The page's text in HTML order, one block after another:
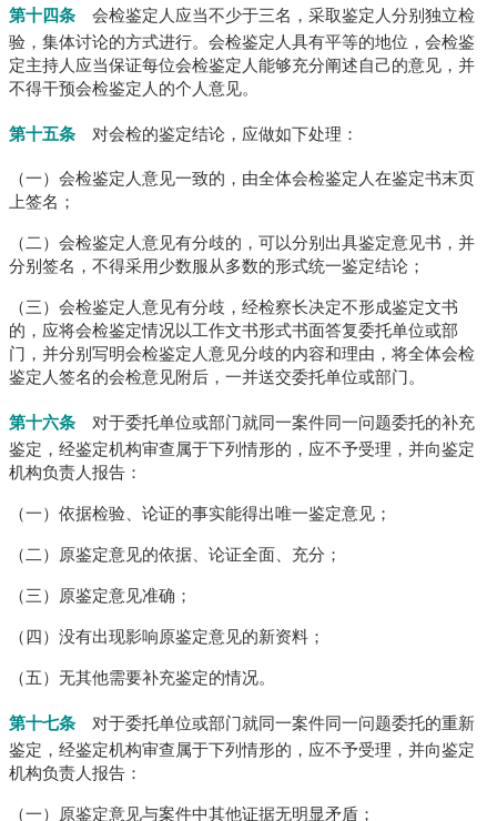
第十四条 会检鉴定人应当不少于三名，采取鉴定人分别独立检
验，集体讨论的方式进行。 会检鉴定人具有平等的地位，会检鉴
定主持人应当保证每位会检鉴定人能够充分阐述自己的意见，并
不得干预会检鉴定人的个人意见。
第十五条 对会检的鉴定结论，应做如下处理：
（一）会检鉴定人意见一致的，由全体会检鉴定人在鉴定书末页
上签名；
（二）会检鉴定人意见有分歧的，可以分别出具鉴定意见书，并
分别签名，不得采用少数服从多数的形式统一鉴定结论；
（三）会检鉴定人意见有分歧，经检察长决定不形成鉴定文书
的，应将会检鉴定情况以工作文书形式书面答复委托单位或部
门，并分别写明会检鉴定人意见分歧的内容和理由，将全体会检
鉴定人签名的会检意见附后，一并送交委托单位或部门。
第十六条 对于委托单位或部门就同一案件同一问题委托的补充
鉴定，经鉴定机构审查属于下列情形的，应不予受理，并向鉴定
机构负责人报告：
（一）依据检验、论证的事实能得出唯一鉴定意见；
（二）原鉴定意见的依据、论证全面、充分；
（三）原鉴定意见准确；
（四）没有出现影响原鉴定意见的新资料；
（五）无其他需要补充鉴定的情况。
第十七条 对于委托单位或部门就同一案件同一问题委托的重新
鉴定，经鉴定机构审查属于下列情形的，应不予受理，并向鉴定
机构负责人报告：
（一）原鉴定意见与案件中其他证据无明显矛盾；